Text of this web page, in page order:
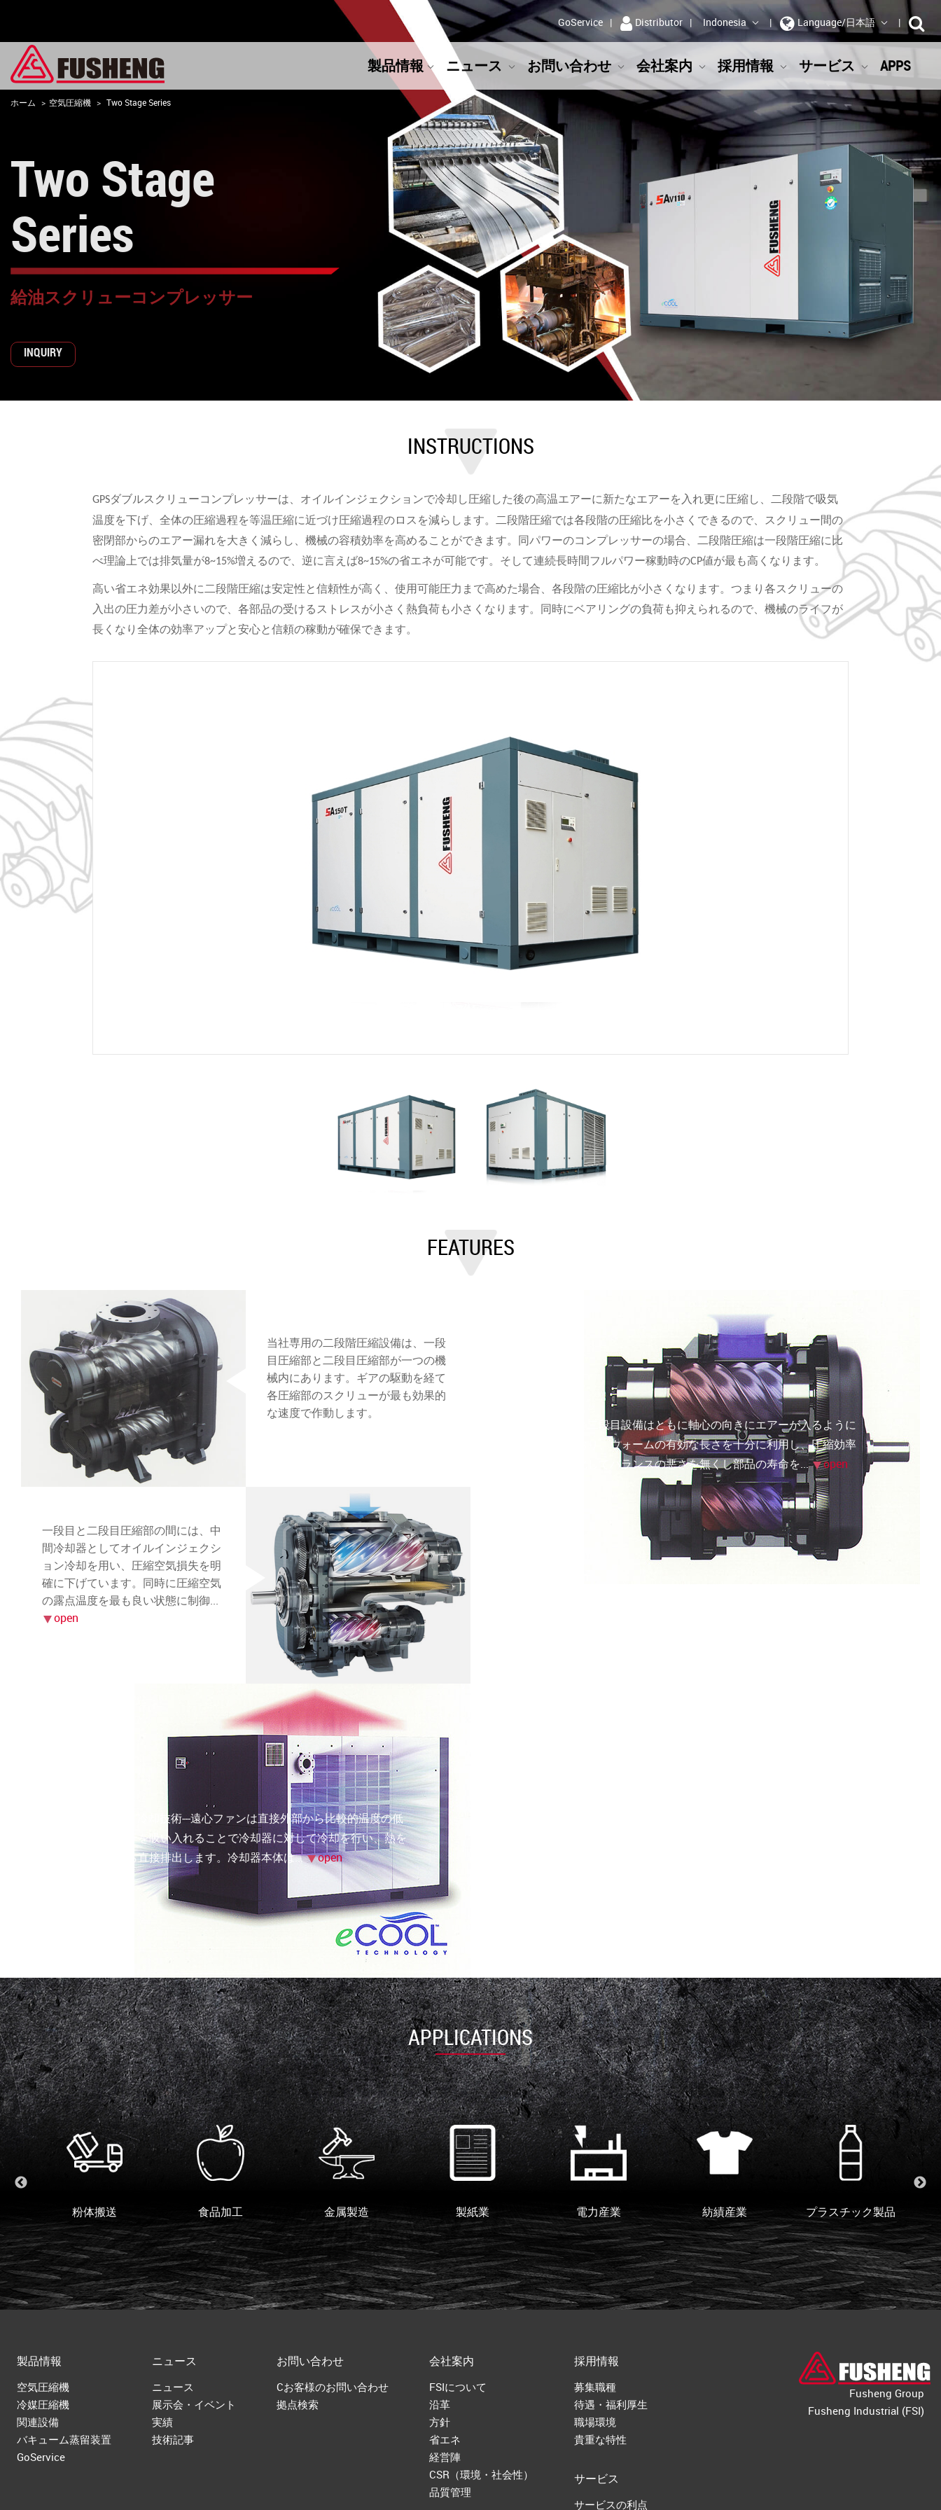
GoService Distributor Indonesia Language/日本語
製品情報 ニュース お問い合わせ 会社案内 採用情報 サービス APPS
Two Stage
Series
給油スクリューコンプレッサー
INQUIRY
ホーム 空気圧縮機 Two Stage Series
INSTRUCTIONS
GPSダブルスクリューコンプレッサーは、オイルインジェクションで冷却し圧縮した後の高温エアーに新たなエアーを入れ更に圧縮し、二段階で吸気
温度を下げ、全体の圧縮過程を等温圧縮に近づけ圧縮過程のロスを減らします。二段階圧縮では各段階の圧縮比を小さくできるので、スクリュー間の
密閉部からのエアー漏れを大きく減らし、機械の容積効率を高めることができます。同パワーのコンプレッサーの場合、二段階圧縮は一段階圧縮に比
べ理論上では排気量が8~15%増えるので、逆に言えば8~15%の省エネが可能です。そして連続長時間フルパワー稼動時のCP値が最も高くなります。
高い省エネ効果以外に二段階圧縮は安定性と信頼性が高く、使用可能圧力まで高めた場合、各段階の圧縮比が小さくなります。つまり各スクリューの
入出の圧力差が小さいので、各部品の受けるストレスが小さく熱負荷も小さくなります。同時にベアリングの負荷も抑えられるので、機械のライフが
長くなり全体の効率アップと安心と信頼の稼動が確保できます。
FEATURES
当社専用の二段階圧縮設備は、一段
目圧縮部と二段目圧縮部が一つの機
械内にあります。ギアの駆動を経て
各圧縮部のスクリューが最も効果的
な速度で作動します。
一段目と二段目圧縮部の間には、中
間冷却器としてオイルインジェクシ
ョン冷却を用い、圧縮空気損失を明
確に下げています。同時に圧縮空気
の露点温度を最も良い状態に制御
一段目と二段目設備はともに軸心の向きにエアーが入るように
なっており、ウォームの有効な長さを十分に利用し、圧縮効率
を最適化してバランスの悪さを無くし部品の寿命を
e-COOL™冷却技術---遠心ファンは直接外部から比較的温度の低
いエアーを吸い入れることで冷却器に対して冷却を行い、熱を
上部から直接排出します。冷却器本体は
APPLICATIONS
粉体搬送 食品加工 金属製造 製紙業 電力産業 紡績産業 プラスチック製品
製品情報
空気圧縮機
冷媒圧縮機
関連設備
バキューム蒸留装置
GoService
ニュース
ニュース
展示会・イベント
実績
技術記事
お問い合わせ
Cお客様のお問い合わせ
拠点検索
会社案内
FSIについて
沿革
方針
省エネ
経営陣
CSR（環境・社会性）
品質管理
採用情報
募集職種
待遇・福利厚生
職場環境
貴重な特性
サービス
サービスの利点
Fusheng Group
Fusheng Industrial (FSI)